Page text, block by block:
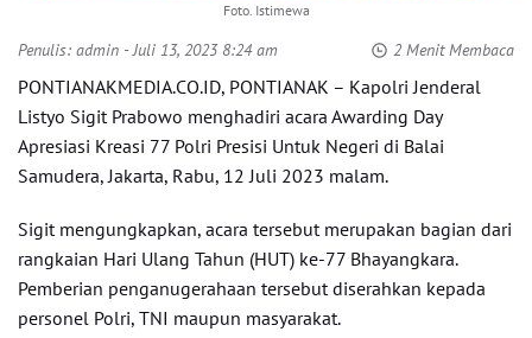
Foto. Istimewa
Penulis: admin - Juli 13, 2023 8:24 am 2 Menit Membaca
PONTIANAKMEDIA.CO.ID, PONTIANAK – Kapolri Jenderal
Listyo Sigit Prabowo menghadiri acara Awarding Day
Apresiasi Kreasi 77 Polri Presisi Untuk Negeri di Balai
Samudera, Jakarta, Rabu, 12 Juli 2023 malam.
Sigit mengungkapkan, acara tersebut merupakan bagian dari
rangkaian Hari Ulang Tahun (HUT) ke-77 Bhayangkara.
Pemberian penganugerahaan tersebut diserahkan kepada
personel Polri, TNI maupun masyarakat.